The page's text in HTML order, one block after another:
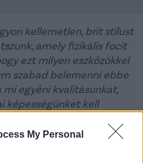
My Personal
kellemetlen, brit stílust
amely fizikális focit
ezt milyen eszközökkel
szabad belemenni ebbe
egyéni kvalitásunkat,
képességünket kell
jutunk- nyilatkozta